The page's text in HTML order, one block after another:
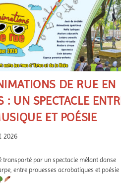
DE RUE EN
: UN SPECTACLE
ET POÉSIE
2026
transporté par un spectacle mêlant danse
entre prouesses acrobatiques et poésie